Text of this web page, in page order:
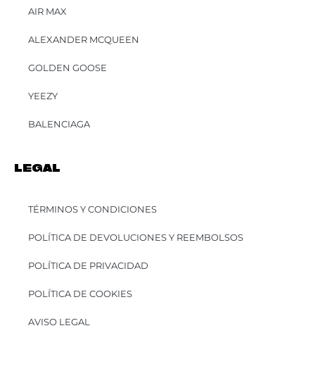
AIR MAX
ALEXANDER MCQUEEN
GOLDEN GOOSE
YEEZY
BALENCIAGA
LEGAL
TÉRMINOS Y CONDICIONES
POLÍTICA DE DEVOLUCIONES Y REEMBOLSOS
POLÍTICA DE PRIVACIDAD
POLÍTICA DE COOKIES
AVISO LEGAL